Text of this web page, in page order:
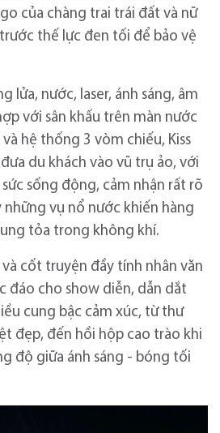
của chàng trai trái đất và nữ
thế lực đen tối để bảo vệ
lửa, nước, laser, ánh sáng, âm
với sân khấu trên màn nước
hệ thống 3 vòm chiếu, Kiss
đưa du khách vào vũ trụ ảo, với
sống động, cảm nhận rất rõ
những vụ nổ nước khiến hàng
tỏa trong không khí.
cốt truyện đầy tính nhân văn
đáo cho show diễn, dẫn dắt
cung bậc cảm xúc, từ thư
đẹp, đến hồi hộp cao trào khi
độ giữa ánh sáng - bóng tối